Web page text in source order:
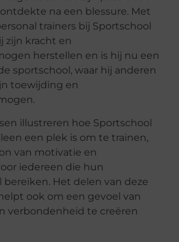
na een blessure. Met
trainers bij Sportschool
zijn kracht en
herstellen en is hij nu een
sportschool, waar hij anderen
toewijding en
illustreren hoe Sportschool
een plek is om te trainen,
van motivatie en
iedereen die hun
Het delen van deze
ook om een gevoel van
verbondenheid te creëren